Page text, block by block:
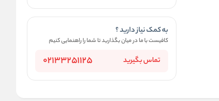
به کمک نیاز دارید ؟
کافیست با ما در میان بگذارید تا شما را راهنمایی کنیم
تماس بگیرید 02133251125